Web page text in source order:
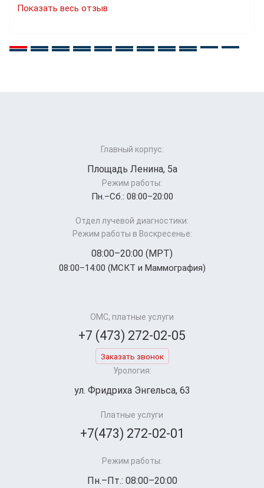
Показать весь отзыв
Главный корпус:
Площадь Ленина, 5а
Режим работы:
Пн.–Cб.: 08:00–20:00
Отдел лучевой диагностики:
Режим работы в Воскресенье:
08:00–20:00 (МРТ)
08:00–14:00 (МСКТ и Маммография)
ОМС, платные услуги
+7 (473) 272-02-05
Заказать звонок
Урология:
ул. Фридриха Энгельса, 63
Платные услуги
+7(473) 272-02-01
Режим работы:
Пн.–Пт.: 08:00–20:00